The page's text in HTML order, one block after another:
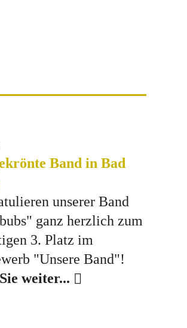
Band in Bad
unserer Band
ganz herzlich zum
3. Platz im
"Unsere Band"!
weiter...